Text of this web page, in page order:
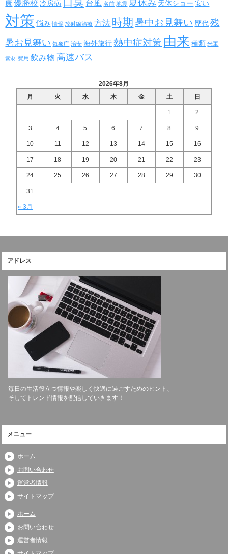
康 優勝校 冷房病 台風 名前 地震 夏休み 天体ショー 安い
対策 悩み 情報 放射線治療 方法 時期 暑中お見舞い 歴代 残
暑お見舞い 気象庁 治安 海外旅行 熱中症対策 由来 種類 米軍
素材 費用 飲み物 高速バス
2026年8月
月
火 水 木 金 土 日
« 3月
1 2
3 4 5 6 7 8 9
10 11 12 13 14 15 16
17 18 19 20 21 22 23
24 25 26 27 28 29 30
31
アドレス
毎日の生活役立つ情報や楽しく快適に過ごすためのヒント、
そしてトレンド情報を配信していきます！
メニュー
ホーム
お問い合わせ
運営者情報
サイトマップ
ホーム
お問い合わせ
運営者情報